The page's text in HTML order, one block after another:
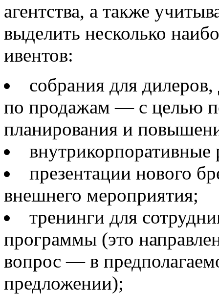
агентства, а также
выделить несколько
ивентов:
собрания для
по продажам — с целью
планирования и
внутрикорпоративные
презентации нового
внешнего мероприятия;
тренинги для
программы (это
вопрос — в
предложении);